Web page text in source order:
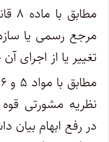
مرجع رسمی یا
تغییر یا از اجرای
مطابق با مواد ۵ و ۴۶
در رفع ابهام بیان